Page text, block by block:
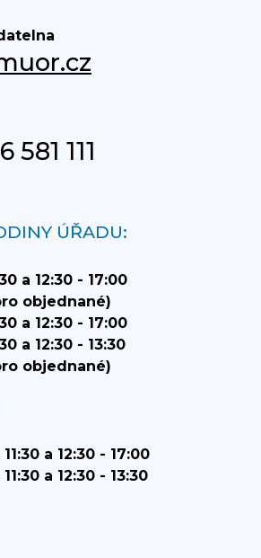
581 111
ÚŘADU:
a 12:30 - 17:00
objednané)
a 12:30 - 17:00
a 12:30 - 13:30
objednané)
a 12:30 - 17:00
a 12:30 - 13:30